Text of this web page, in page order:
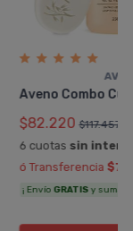
Aveno Combo
$82.220 $117.457
6 cuotas sin
ó Transferencia
¡ Envío GRATIS y sumás